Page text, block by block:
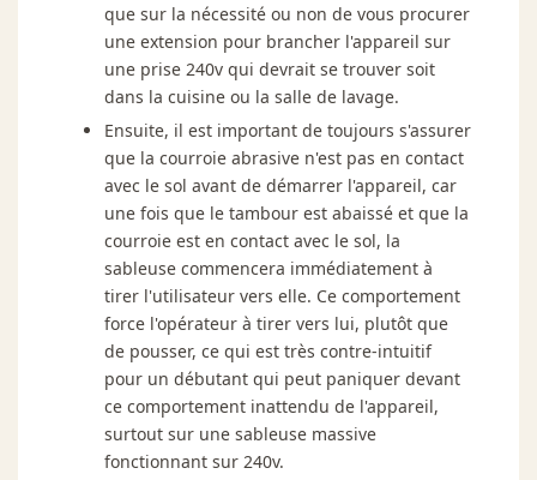
que sur la nécessité ou non de vous procurer
une extension pour brancher l'appareil sur
une prise 240v qui devrait se trouver soit
dans la cuisine ou la salle de lavage.
Ensuite, il est important de toujours s'assurer
que la courroie abrasive n'est pas en contact
avec le sol avant de démarrer l'appareil, car
une fois que le tambour est abaissé et que la
courroie est en contact avec le sol, la
sableuse commencera immédiatement à
tirer l'utilisateur vers elle. Ce comportement
force l'opérateur à tirer vers lui, plutôt que
de pousser, ce qui est très contre-intuitif
pour un débutant qui peut paniquer devant
ce comportement inattendu de l'appareil,
surtout sur une sableuse massive
fonctionnant sur 240v.